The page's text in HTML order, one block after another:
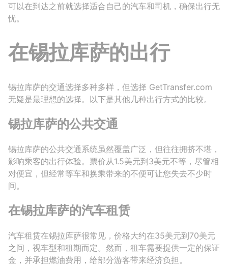
可以在到达之前就选择适合自己的汽车和司机，确保出行无
忧。
在锡拉库萨的出行
锡拉库萨的交通选择多种多样，但选择 GetTransfer.com
无疑是最理想的选择。以下是其他几种出行方式的比较。
锡拉库萨的公共交通
锡拉库萨的公共交通系统虽然覆盖广泛，但往往拥挤不堪，
影响乘客的出行体验。票价从1.5美元到3美元不等，尽管相
对便宜，但经常等车和换乘带来的不便可让您失去不少时
间。
在锡拉库萨的汽车租赁
汽车租赁在锡拉库萨很常见，价格大约在35美元到70美元
之间，视车型和租期而定。然而，租车需要提供一定的保证
金，并承担燃油费用，给部分游客带来经济负担。